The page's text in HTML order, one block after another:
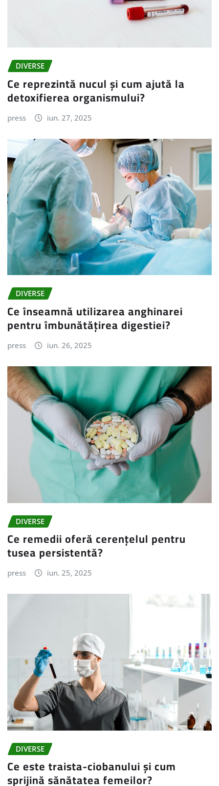
DIVERSE
Ce reprezintă nucul și cum ajută la
detoxifierea organismului?
press iun. 27, 2025
DIVERSE
Ce înseamnă utilizarea anghinarei
pentru îmbunătățirea digestiei?
press iun. 26, 2025
DIVERSE
Ce remedii oferă cerențelul pentru
tusea persistentă?
press iun. 25, 2025
DIVERSE
Ce este traista-ciobanului și cum
sprijină sănătatea femeilor?